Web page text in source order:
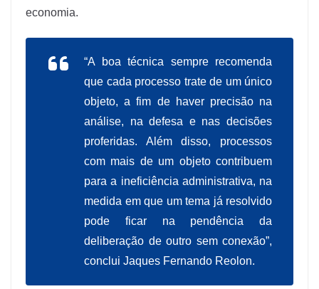
economia.
“A boa técnica sempre recomenda
que cada processo trate de um único
objeto, a fim de haver precisão na
análise, na defesa e nas decisões
proferidas. Além disso, processos
com mais de um objeto contribuem
para a ineficiência administrativa, na
medida em que um tema já resolvido
pode ficar na pendência da
deliberação de outro sem conexão”,
conclui Jaques Fernando Reolon.